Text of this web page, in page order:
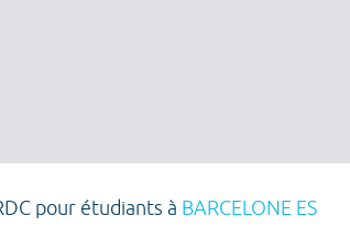
pour étudiants à BARCELONE ES